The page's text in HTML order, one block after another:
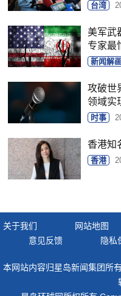
台湾
美军武
专家最
新闻解
攻破世
领域实
时事
香港知
香港
关于我们 网站地图
意见反馈
隐私
本网站内容归星岛新闻集团所